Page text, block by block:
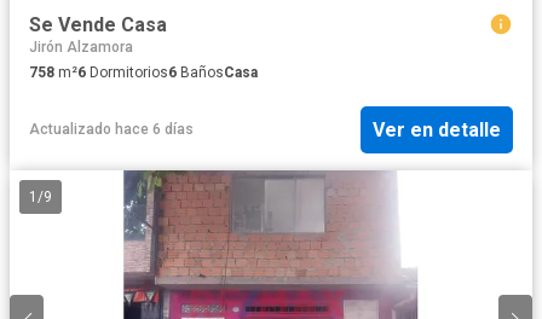
Se Vende Casa
Jirón Alzamora
758 m²6 Dormitorios6 BañosCasa
Actualizado hace 6 días Ver en detalle
1 /9